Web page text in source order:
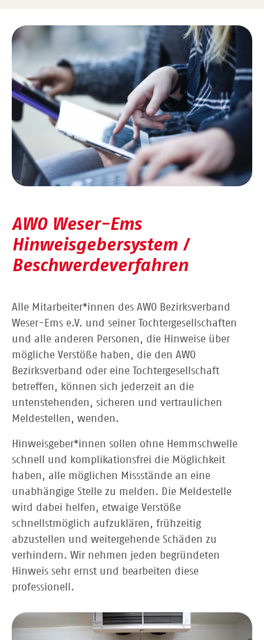
AWO Weser-Ems
Hinweisgebersystem /
Beschwerdeverfahren
Alle Mitarbeiter*innen des AWO Bezirksverband
Weser-Ems e.V. und seiner Tochtergesellschaften
und alle anderen Personen, die Hinweise über
mögliche Verstöße haben, die den AWO
Bezirksverband oder eine Tochtergesellschaft
betreffen, können sich jederzeit an die
untenstehenden, sicheren und vertraulichen
Meldestellen, wenden.
Hinweisgeber*innen sollen ohne Hemmschwelle
schnell und komplikationsfrei die Möglichkeit
haben, alle möglichen Missstände an eine
unabhängige Stelle zu melden. Die Meldestelle
wird dabei helfen, etwaige Verstöße
schnellstmöglich aufzuklären, frühzeitig
abzustellen und weitergehende Schäden zu
verhindern. Wir nehmen jeden begründeten
Hinweis sehr ernst und bearbeiten diese
professionell.